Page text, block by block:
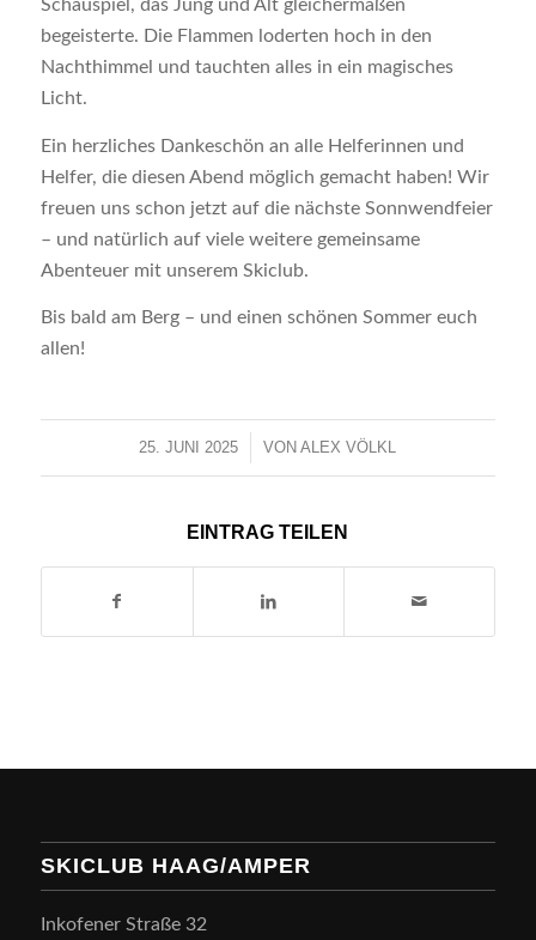
Schauspiel, das Jung und Alt gleichermaßen
begeisterte. Die Flammen loderten hoch in den
Nachthimmel und tauchten alles in ein magisches
Licht.
Ein herzliches Dankeschön an alle Helferinnen und
Helfer, die diesen Abend möglich gemacht haben! Wir
freuen uns schon jetzt auf die nächste Sonnwendfeier
– und natürlich auf viele weitere gemeinsame
Abenteuer mit unserem Skiclub.
Bis bald am Berg – und einen schönen Sommer euch
allen!
25. JUNI 2025
/ VONALEX VÖLKL
EINTRAG TEILEN
SKICLUB HAAG/AMPER
Inkofener Straße 32